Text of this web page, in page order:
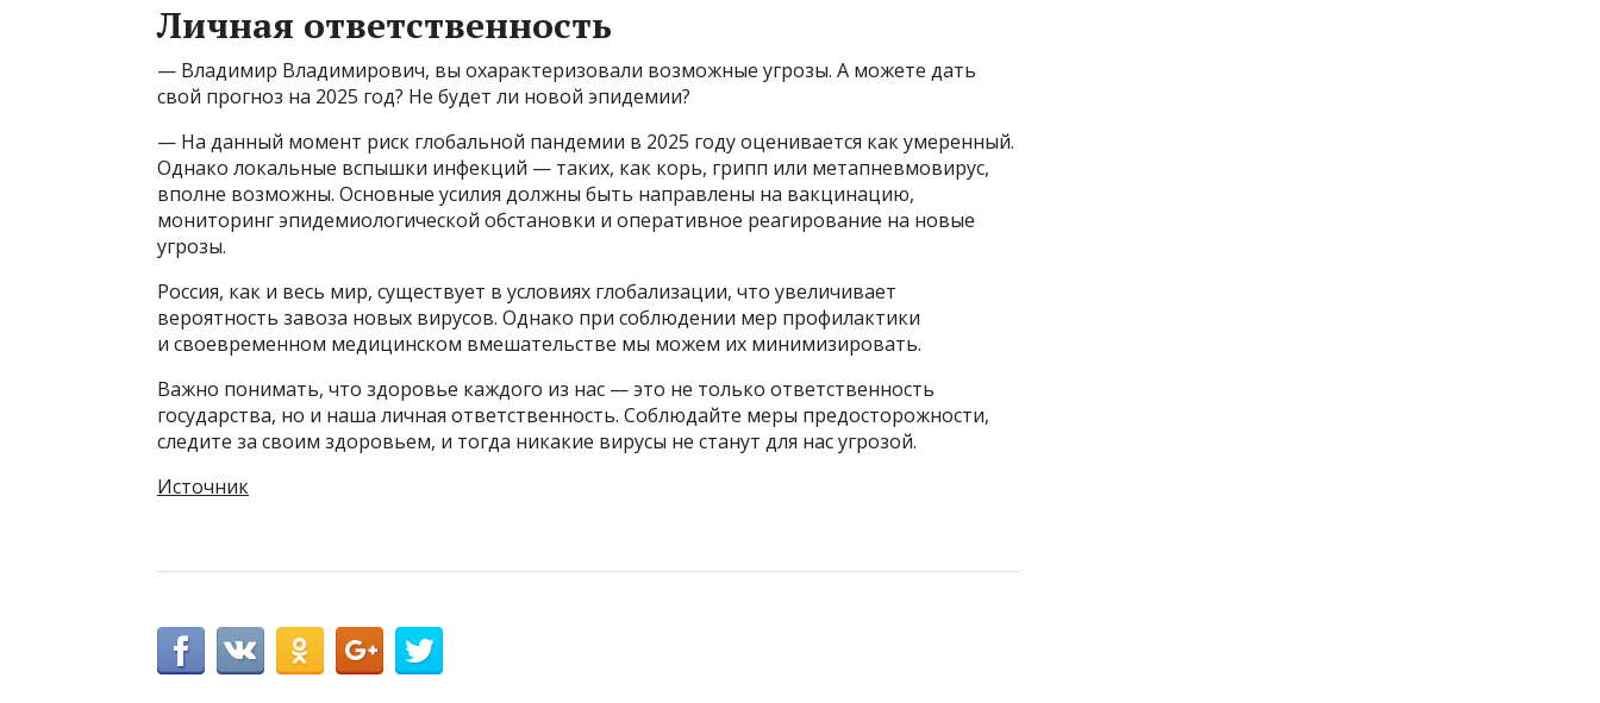
Личная ответственность
— Владимир Владимирович, вы охарактеризовали возможные угрозы. А можете дать
свой прогноз на 2025 год? Не будет ли новой эпидемии?
— На данный момент риск глобальной пандемии в 2025 году оценивается как умеренный.
Однако локальные вспышки инфекций — таких, как корь, грипп или метапневмовирус,
вполне возможны. Основные усилия должны быть направлены на вакцинацию,
мониторинг эпидемиологической обстановки и оперативное реагирование на новые
угрозы.
Россия, как и весь мир, существует в условиях глобализации, что увеличивает
вероятность завоза новых вирусов. Однако при соблюдении мер профилактики
и своевременном медицинском вмешательстве мы можем их минимизировать.
Важно понимать, что здоровье каждого из нас — это не только ответственность
государства, но и наша личная ответственность. Соблюдайте меры предосторожности,
следите за своим здоровьем, и тогда никакие вирусы не станут для нас угрозой.
Источник